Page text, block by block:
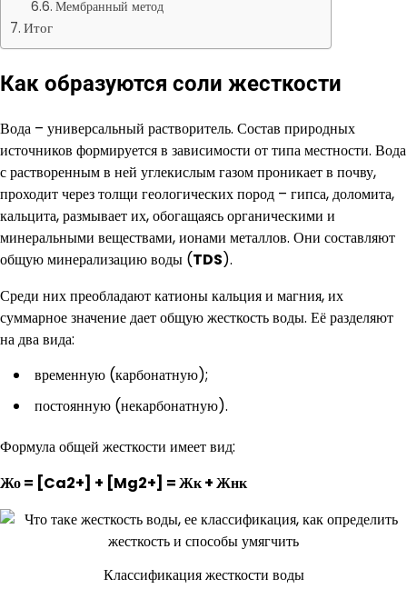
Мембранный метод
Итог
Как образуются соли жесткости
Вода – универсальный растворитель. Состав природных
источников формируется в зависимости от типа местности. Вода
с растворенным в ней углекислым газом проникает в почву,
проходит через толщи геологических пород – гипса, доломита,
кальцита, размывает их, обогащаясь органическими и
минеральными веществами, ионами металлов. Они составляют
общую минерализацию воды (TDS).
Среди них преобладают катионы кальция и магния, их
суммарное значение дает общую жесткость воды. Её разделяют
на два вида:
временную (карбонатную);
постоянную (некарбонатную).
Формула общей жесткости имеет вид:
Жо = [Ca2+] + [Mg2+] = Жк + Жнк
Классификация жесткости воды